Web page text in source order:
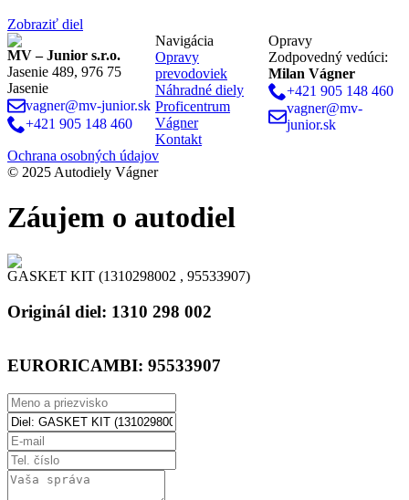
Zobraziť diel
MV – Junior s.r.o.
Jasenie 489, 976 75
Jasenie
vagner@mv-junior.sk
+421 905 148 460
Navigácia
Opravy
prevodoviek
Náhradné diely
Proficentrum
Vágner
Kontakt
Opravy
Zodpovedný vedúci:
Milan Vágner
+421 905 148 460
vagner@mv-
junior.sk
Ochrana osobných údajov
© 2025 Autodiely Vágner
Záujem o autodiel
GASKET KIT (1310298002 , 95533907)
Originál diel: 1310 298 002
EURORICAMBI: 95533907